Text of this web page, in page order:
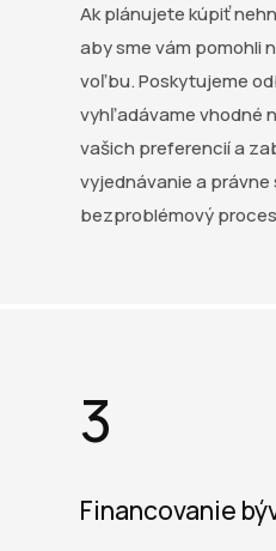
Ak plánujete kúpiť
aby sme vám pomohli
voľbu. Poskytujeme
vyhľadávame vhodné
vašich preferencií a
vyjednávanie a
bezproblémový
3
Financovanie